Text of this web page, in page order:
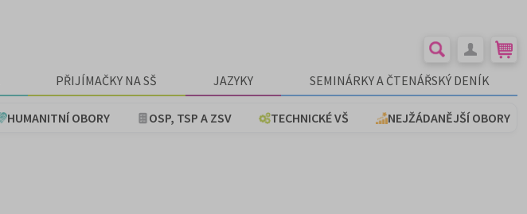
PŘIJÍMAČKY NA SŠ JAZYKY SEMINÁRKY A ČTENÁŘSKÝ DENÍK
HUMANITNÍ OBORY OSP, TSP A ZSV TECHNICKÉ VŠ NEJŽÁDANĚJŠÍ OBORY